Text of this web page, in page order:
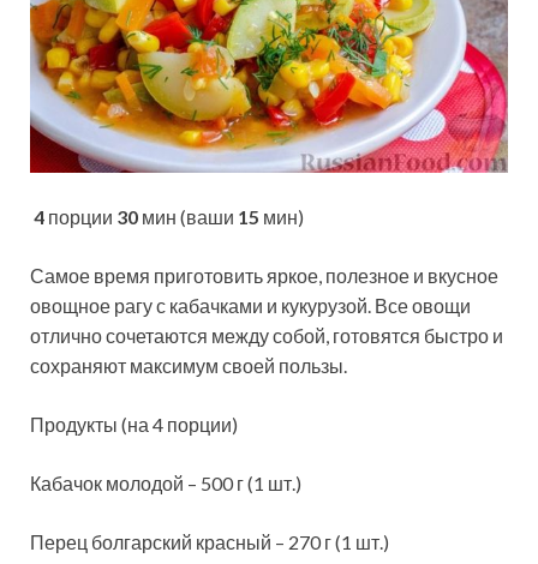
4 порции 30 мин (ваши 15 мин)
Самое время приготовить яркое, полезное и вкусное
овощное рагу с кабачками и кукурузой. Все овощи
отлично сочетаются между собой, готовятся быстро и
сохраняют максимум своей пользы.
Продукты (на 4 порции)
Кабачок молодой – 500 г (1 шт.)
Перец болгарский красный – 270 г (1 шт.)